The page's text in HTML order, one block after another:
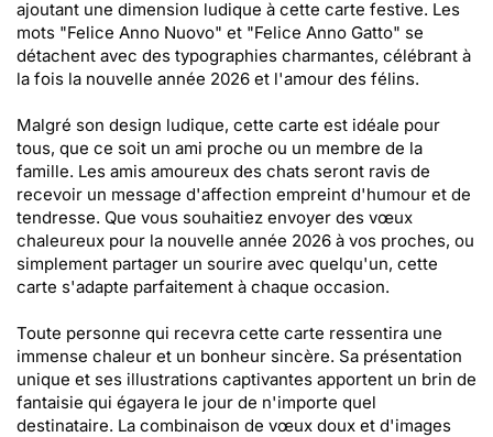
ajoutant une dimension ludique à cette carte festive. Les
mots "Felice Anno Nuovo" et "Felice Anno Gatto" se
détachent avec des typographies charmantes, célébrant à
la fois la nouvelle année 2026 et l'amour des félins.
Malgré son design ludique, cette carte est idéale pour
tous, que ce soit un ami proche ou un membre de la
famille. Les amis amoureux des chats seront ravis de
recevoir un message d'affection empreint d'humour et de
tendresse. Que vous souhaitiez envoyer des vœux
chaleureux pour la nouvelle année 2026 à vos proches, ou
simplement partager un sourire avec quelqu'un, cette
carte s'adapte parfaitement à chaque occasion.
Toute personne qui recevra cette carte ressentira une
immense chaleur et un bonheur sincère. Sa présentation
unique et ses illustrations captivantes apportent un brin de
fantaisie qui égayera le jour de n'importe quel
destinataire. La combinaison de vœux doux et d'images